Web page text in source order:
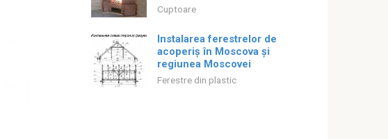
Cuptoare
Instalarea ferestrelor de
acoperiș în Moscova și
regiunea Moscovei
Ferestre din plastic